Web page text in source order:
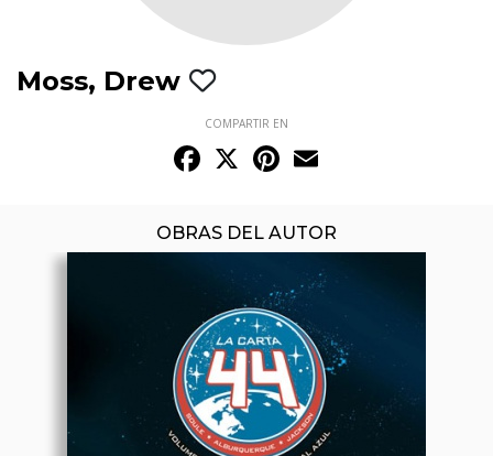
Moss, Drew
COMPARTIR EN
Facebook
X Pinterest
OBRAS DEL AUTOR